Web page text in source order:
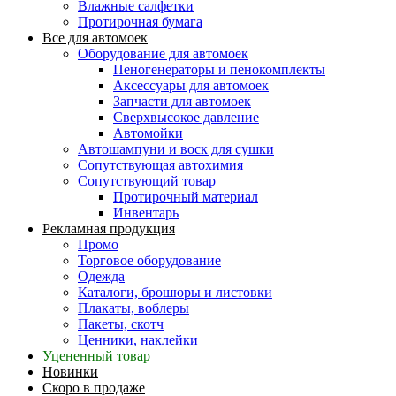
Влажные салфетки
Протирочная бумага
Все для автомоек
Оборудование для автомоек
Пеногенераторы и пенокомплекты
Аксессуары для автомоек
Запчасти для автомоек
Сверхвысокое давление
Автомойки
Автошампуни и воск для сушки
Сопутствующая автохимия
Сопутствующий товар
Протирочный материал
Инвентарь
Рекламная продукция
Промо
Торговое оборудование
Одежда
Каталоги, брошюры и листовки
Плакаты, воблеры
Пакеты, скотч
Ценники, наклейки
Уцененный товар
Новинки
Скоро в продаже